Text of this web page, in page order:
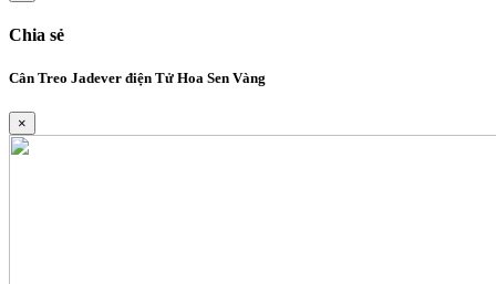
Chia sẻ
Cân Treo Jadever điện Tử Hoa Sen Vàng
×